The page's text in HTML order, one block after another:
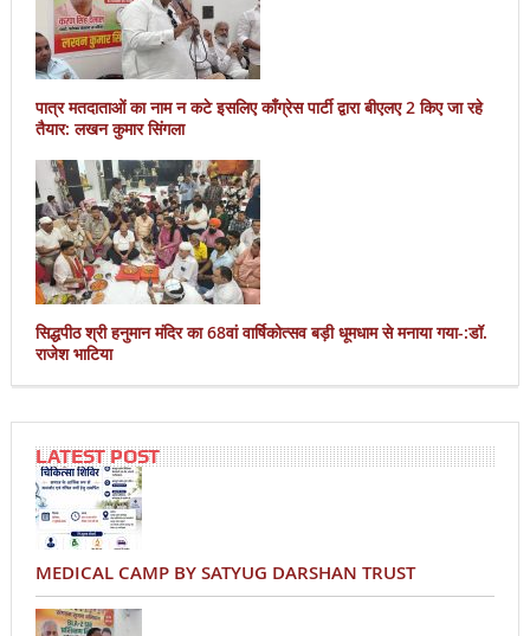
पात्र मतदाताओं का नाम न कटे इसलिए काँग्रेस पार्टी द्वारा बीएलए 2 किए जा रहे
तैयार: लखन कुमार सिंगला
सिद्धपीठ श्री हनुमान मंदिर का 68वां वार्षिकोत्सव बड़ी धूमधाम से मनाया गया-:डॉ.
राजेश भाटिया
LATEST POST
MEDICAL CAMP BY SATYUG DARSHAN TRUST